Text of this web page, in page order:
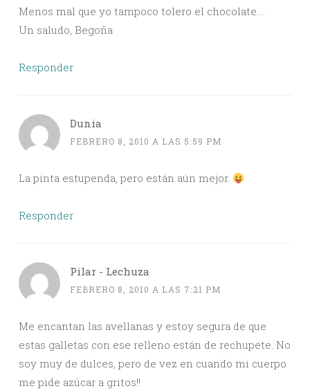
Menos mal que yo tampoco tolero el chocolate….
Un saludo, Begoña
Responder
Dunia
FEBRERO 8, 2010 A LAS 5:59 PM
La pinta estupenda, pero están aún mejor.
Responder
Pilar - Lechuza
FEBRERO 8, 2010 A LAS 7:21 PM
Me encantan las avellanas y estoy segura de que
estas galletas con ese relleno están de rechupete. No
soy muy de dulces, pero de vez en cuando mi cuerpo
me pide azúcar a gritos!!